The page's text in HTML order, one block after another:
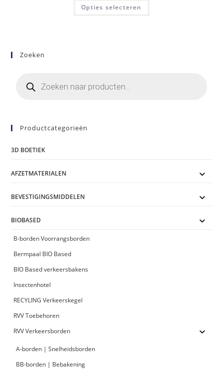
tot
€180,00
Opties selecteren
heeft
Zoeken
zoeken
Productcategorieën
3D BOETIEK
AFZETMATERIALEN
BEVESTIGINGSMIDDELEN
BIOBASED
B-borden Voorrangsborden
Bermpaal BIO Based
BIO Based verkeersbakens
Insectenhotel
RECYLING Verkeerskegel
RVV Toebehoren
RVV Verkeersborden
A-borden | Snelheidsborden
BB-borden | Bebakening